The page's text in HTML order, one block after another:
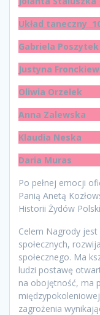
Układ taneczny
Gabriela Poszytek
Justyna
Oliwia Orzełek
Anna Zalewska
Klaudia Neska
Daria Muras
Po pełnej emocji
Panią Anetą
Historii Żydów
Celem Nagrody
społecznych,
społecznego. Ma
ludzi postawę
na obojętność, ma
zagrożenia